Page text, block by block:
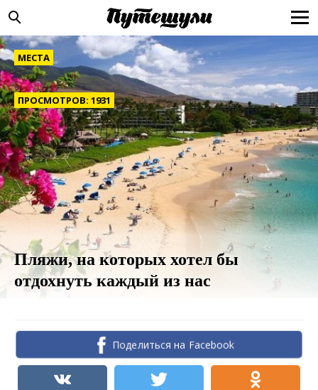
МЕСТА
ПРОСМОТРОВ: 1931
Пляжи, на которых хотел бы
отдохнуть каждый из нас
Поделиться на Facebook